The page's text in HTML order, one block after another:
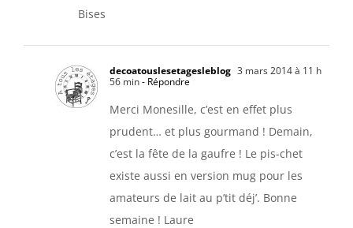
Bises
decoatouslesetagesleblog 3 mars 2014 à 11 h
56 min- Répondre
Merci Monesille, c’est en effet plus
prudent… et plus gourmand ! Demain,
c’est la fête de la gaufre ! Le pis-chet
existe aussi en version mug pour les
amateurs de lait au p’tit déj’. Bonne
semaine ! Laure